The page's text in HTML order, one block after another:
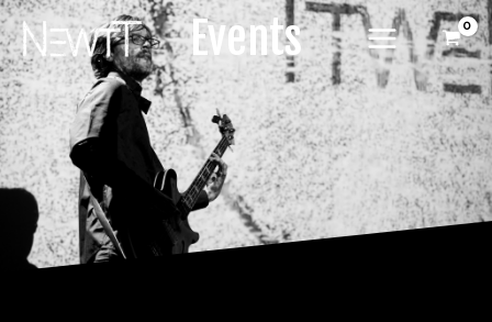
Aller
au
contenu
MAIN
MENU
Events